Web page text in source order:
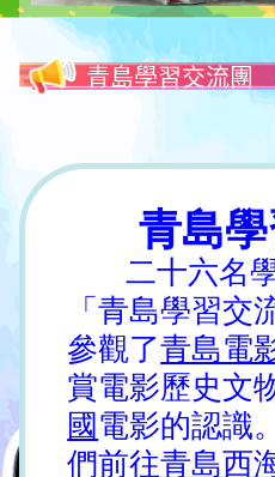
青島學習交流團
青島
二十六名學
「青島學習交
參觀了青島電
賞電影歷史文
國電影的認識
們前往青島西